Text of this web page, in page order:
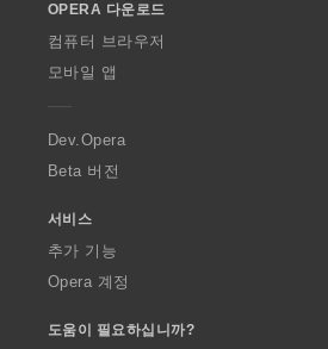
w
O
p
a
OPERA 다운로드
컴퓨터 브라우저
모바일 앱
Dev.Opera
Beta 버전
서비스
추가 기능
Opera 계정
도움이 필요하십니까?